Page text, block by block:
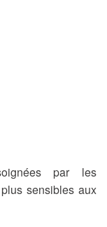
par les
sensibles aux